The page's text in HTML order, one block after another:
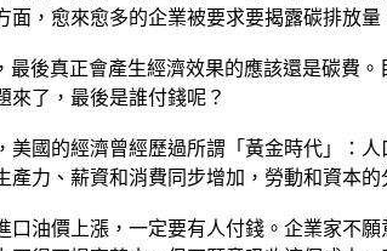
，愈來愈多的企業被要求要揭露碳排放
最後真正會產生經濟效果的應該還是碳費
來了，最後是誰付錢呢？
美國的經濟曾經歷過所謂「黃金時代」：
力、薪資和消費同步增加，勞動和資本
口油價上漲，一定要有人付錢。企業家不